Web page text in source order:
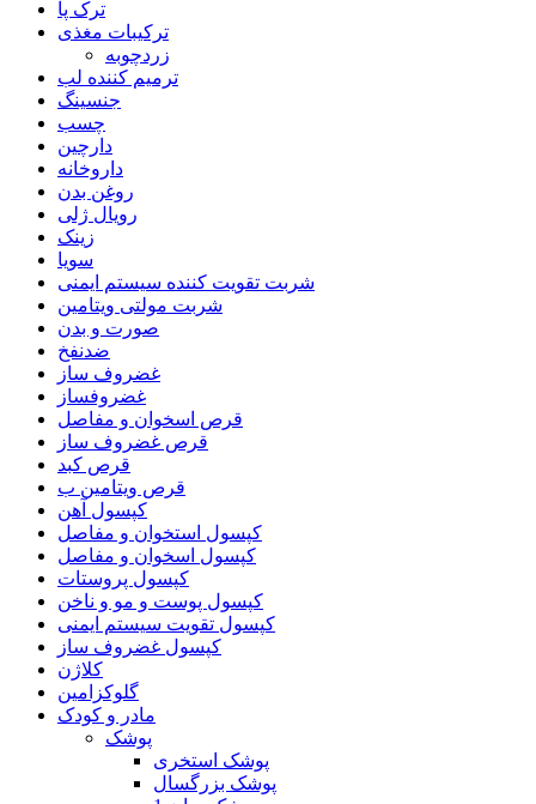
ترک پا
ترکیبات مغذی
زردچوبه
ترمیم کننده لب
جنسینگ
چسب
دارچین
داروخانه
روغن بدن
رویال ژلی
زینک
سویا
شربت تقویت کننده سیستم ایمنی
شربت مولتی ویتامین
صورت و بدن
ضدنفخ
غضروف ساز
غضروفساز
قرص اسخوان و مفاصل
قرص غضروف ساز
قرص کبد
قرص ویتامین ب
کپسول آهن
کپسول استخوان و مفاصل
کپسول اسخوان و مفاصل
کپسول پروستات
کپسول پوست و مو و ناخن
کپسول تقویت سیستم ایمنی
کپسول غضروف ساز
کلاژن
گلوکزامین
مادر و کودک
پوشک
پوشک استخری
پوشک بزرگسال